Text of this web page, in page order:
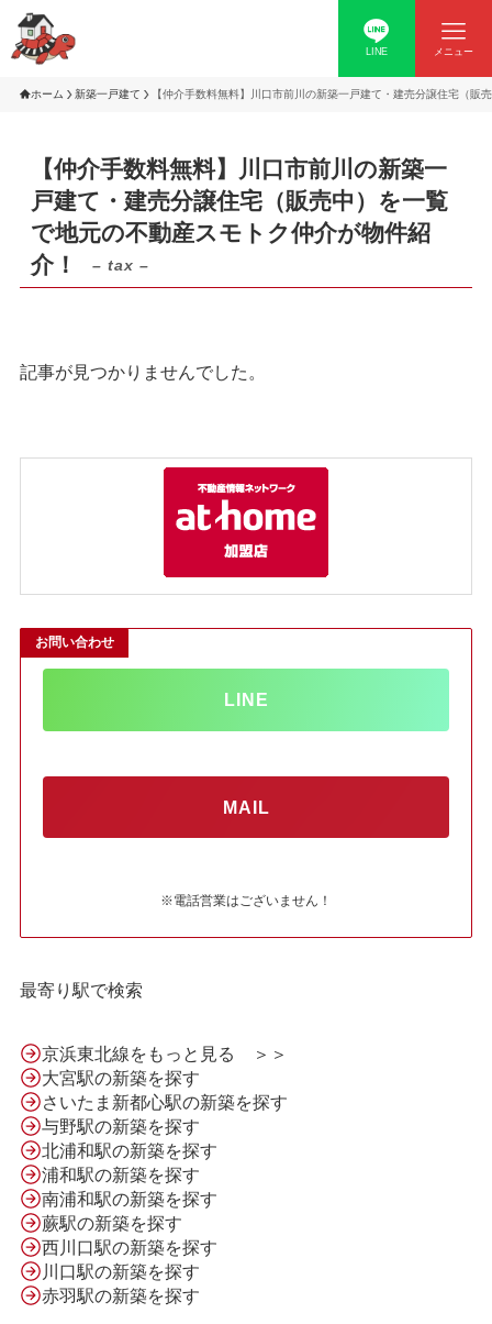
LINE メニュー
ホーム 新築一戸建て 【仲介手数料無料】川口市前川の新築一戸建て・建売分譲住宅（販
【仲介手数料無料】川口市前川の新築一
戸建て・建売分譲住宅（販売中）を一覧
で地元の不動産スモトク仲介が物件紹
介！
– tax –
記事が見つかりませんでした。
お問い合わせ
LINE
MAIL
※電話営業はございません！
最寄り駅で検索
京浜東北線をもっと見る ＞＞
大宮駅の新築を探す
さいたま新都心駅の新築を探す
与野駅の新築を探す
北浦和駅の新築を探す
浦和駅の新築を探す
南浦和駅の新築を探す
蕨駅の新築を探す
西川口駅の新築を探す
川口駅の新築を探す
赤羽駅の新築を探す